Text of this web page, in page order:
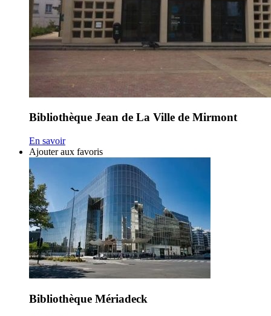
Bibliothèque Jean de La Ville de Mirmont
En savoir
Ajouter aux favoris
Bibliothèque Mériadeck